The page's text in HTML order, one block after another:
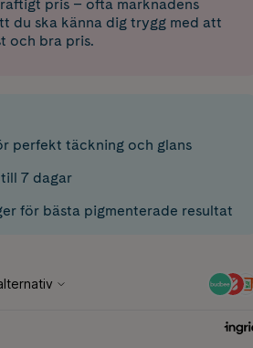
pris – ofta marknadens
du ska känna dig trygg med att
och bra pris.
perfekt täckning och glans
7 dagar
för bästa pigmenterade resultat